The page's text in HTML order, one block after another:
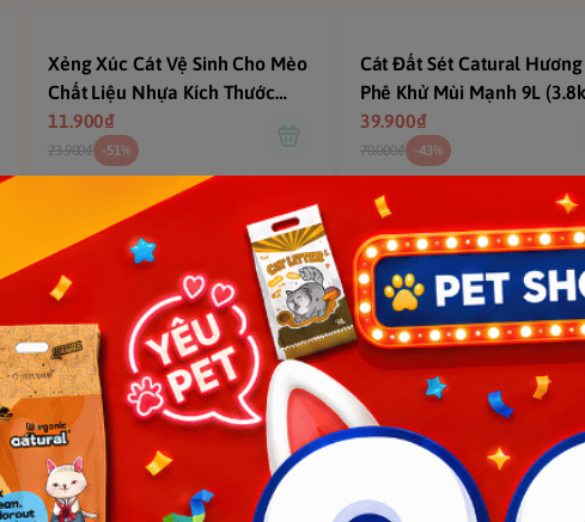
Xẻng Xúc Cát Vệ Sinh Cho Mèo
Chất Liệu Nhựa Kích Thước
24*10cm
11.900₫
23.900₫ -51%
Cát Đất Sét Catural Hương
Phê Khử Mùi Mạnh 9L
Vệ Sinh Mèo Thơm Lâu, Vón
Cục Nhanh
39.900₫
70.000₫ -43%
CHĂM SÓC